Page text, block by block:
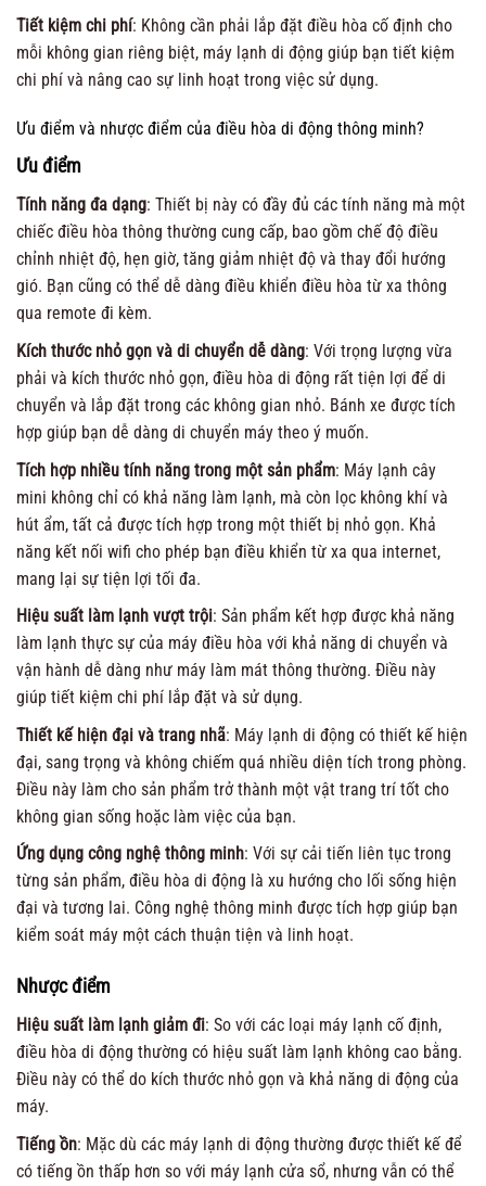
Tiết kiệm chi phí: Không cần phải lắp đặt điều hòa cố định cho
mỗi không gian riêng biệt, máy lạnh di động giúp bạn tiết kiệm
chi phí và nâng cao sự linh hoạt trong việc sử dụng.
Ưu điểm và nhược điểm của điều hòa di động thông minh?
Ưu điểm
Tính năng đa dạng: Thiết bị này có đầy đủ các tính năng mà một
chiếc điều hòa thông thường cung cấp, bao gồm chế độ điều
chỉnh nhiệt độ, hẹn giờ, tăng giảm nhiệt độ và thay đổi hướng
gió. Bạn cũng có thể dễ dàng điều khiển điều hòa từ xa thông
qua remote đi kèm.
Kích thước nhỏ gọn và di chuyển dễ dàng: Với trọng lượng vừa
phải và kích thước nhỏ gọn, điều hòa di động rất tiện lợi để di
chuyển và lắp đặt trong các không gian nhỏ. Bánh xe được tích
hợp giúp bạn dễ dàng di chuyển máy theo ý muốn.
Tích hợp nhiều tính năng trong một sản phẩm: Máy lạnh cây
mini không chỉ có khả năng làm lạnh, mà còn lọc không khí và
hút ẩm, tất cả được tích hợp trong một thiết bị nhỏ gọn. Khả
năng kết nối wifi cho phép bạn điều khiển từ xa qua internet,
mang lại sự tiện lợi tối đa.
Hiệu suất làm lạnh vượt trội: Sản phẩm kết hợp được khả năng
làm lạnh thực sự của máy điều hòa với khả năng di chuyển và
vận hành dễ dàng như máy làm mát thông thường. Điều này
giúp tiết kiệm chi phí lắp đặt và sử dụng.
Thiết kế hiện đại và trang nhã: Máy lạnh di động có thiết kế hiện
đại, sang trọng và không chiếm quá nhiều diện tích trong phòng.
Điều này làm cho sản phẩm trở thành một vật trang trí tốt cho
không gian sống hoặc làm việc của bạn.
Ứng dụng công nghệ thông minh: Với sự cải tiến liên tục trong
từng sản phẩm, điều hòa di động là xu hướng cho lối sống hiện
đại và tương lai. Công nghệ thông minh được tích hợp giúp bạn
kiểm soát máy một cách thuận tiện và linh hoạt.
Nhược điểm
Hiệu suất làm lạnh giảm đi: So với các loại máy lạnh cố định,
điều hòa di động thường có hiệu suất làm lạnh không cao bằng.
Điều này có thể do kích thước nhỏ gọn và khả năng di động của
máy.
Tiếng ồn: Mặc dù các máy lạnh di động thường được thiết kế để
có tiếng ồn thấp hơn so với máy lạnh cửa sổ, nhưng vẫn có thể